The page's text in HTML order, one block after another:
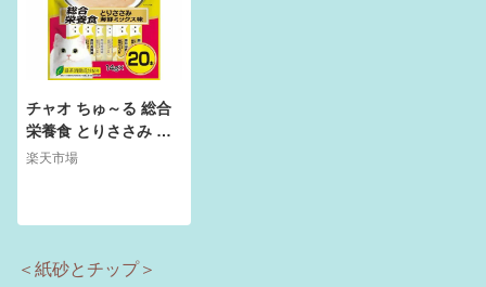
チャオ ちゅ～る 総合
栄養食 とりささみ 海
鮮ミックス味(14g*20
楽天市場
＜紙砂とチップ＞